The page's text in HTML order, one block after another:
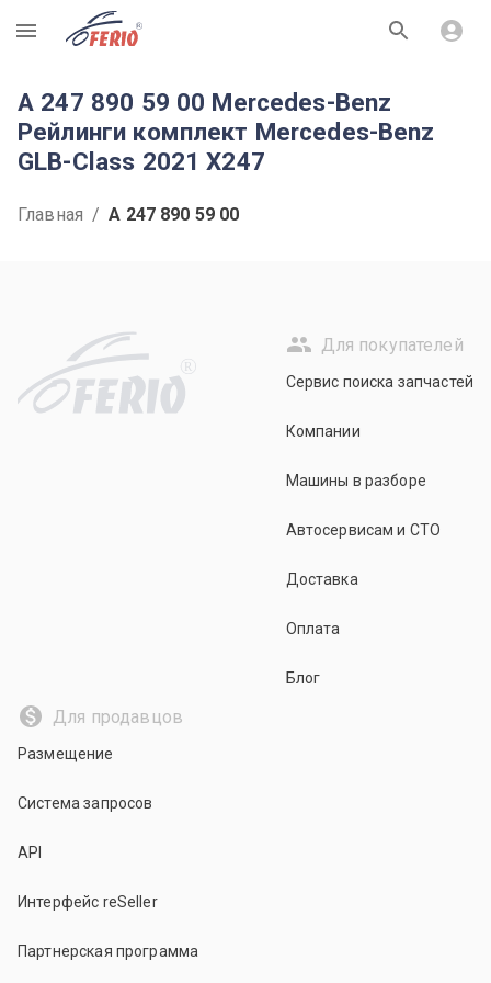
R
A 247 890 59 00 Mercedes-Benz
Рейлинги комплект Mercedes-Benz
GLB-Class 2021 X247
Главная / A 247 890 59 00
R
Для покупателей
Сервис поиска запчастей
Компании
Машины в разборе
Автосервисам и СТО
Доставка
Оплата
Блог
Для продавцов
Размещение
Система запросов
API
Интерфейс reSeller
Партнерская программа